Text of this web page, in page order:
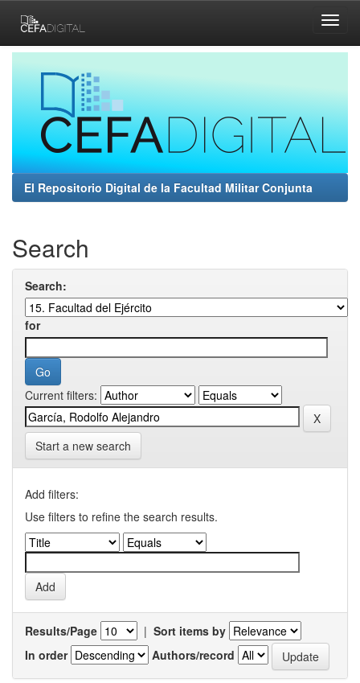
navigation
El Repositorio Digital de la Facultad Militar Conjunta
Search
Search:
for
Current filters:
Start a new search
Add filters:
Use filters to refine the search results.
Results/Page | Sort items by
In order
Authors/record